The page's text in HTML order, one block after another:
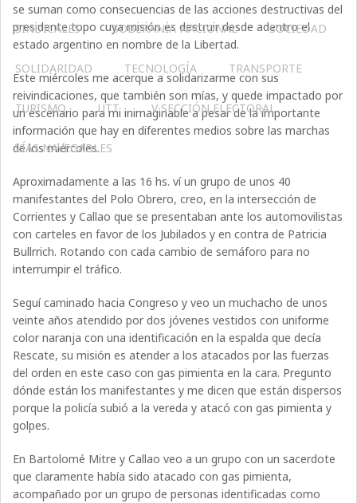
SINDICALES SOBERANÍA NACIONAL SOCIEDAD
SOLIDARIDAD TECNOLOGÍA TRANSPORTE
TURISMO UTT V SECCIÓN ELECTORAL
VÍAS NAVEGABLES
se suman como consecuencias de las acciones destructivas del
presidente topo cuya misión es destruir desde adentro el
estado argentino en nombre de la Libertad.
Este miércoles me acerque a solidarizarme con sus
reivindicaciones, que también son mías, y quede impactado por
un escenario para mi inimaginable a pesar de la importante
información que hay en diferentes medios sobre las marchas
de los miércoles.
Aproximadamente a las 16 hs. ví un grupo de unos 40
manifestantes del Polo Obrero, creo, en la intersección de
Corrientes y Callao que se presentaban ante los automovilistas
con carteles en favor de los Jubilados y en contra de Patricia
Bullrrich. Rotando con cada cambio de semáforo para no
interrumpir el tráfico.
Seguí caminado hacia Congreso y veo un muchacho de unos
veinte años atendido por dos jóvenes vestidos con uniforme
color naranja con una identificación en la espalda que decía
Rescate, su misión es atender a los atacados por las fuerzas
del orden en este caso con gas pimienta en la cara. Pregunto
dónde están los manifestantes y me dicen que están dispersos
porque la policía subió a la vereda y atacó con gas pimienta y
golpes.
En Bartolomé Mitre y Callao veo a un grupo con un sacerdote
que claramente había sido atacado con gas pimienta,
acompañado por un grupo de personas identificadas como